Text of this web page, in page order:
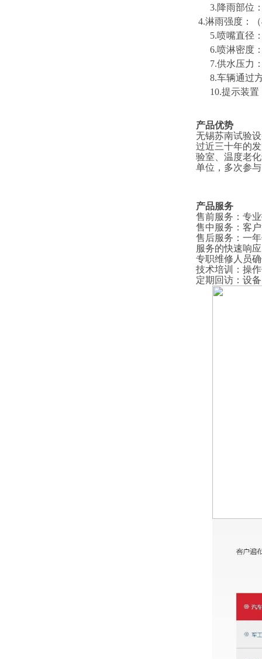
3.降雨部位
4.淋雨强度：（
5.喷嘴直径
6.喷淋密度
7.供水压力
8.车辆通过
10.提示装
产品优势
无锡苏南试验
过近三十年的
验室、温度老
单位，多次参
产品服务
售前服务 ： 专
售中服务 ： 客
售后服务 ： 一
服务的快速响应
专职维修人员
技术培训
： 操
定期回访 ： 设